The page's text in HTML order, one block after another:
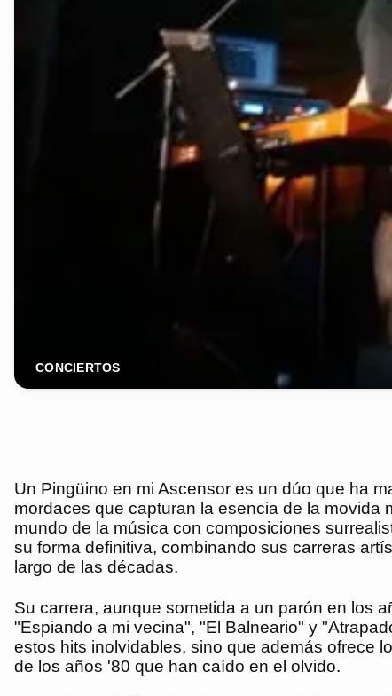
CONCIERTOS
Un Pingüino en mi Ascensor es un dúo que ha
mordaces que capturan la esencia de la movida
mundo de la música con composiciones
su forma definitiva, combinando sus carreras
largo de las décadas.
Su carrera, aunque sometida a un parón en los
"Espiando a mi vecina", "El Balneario" y
estos hits inolvidables, sino que además ofrece
de los años '80 que han caído en el olvido.